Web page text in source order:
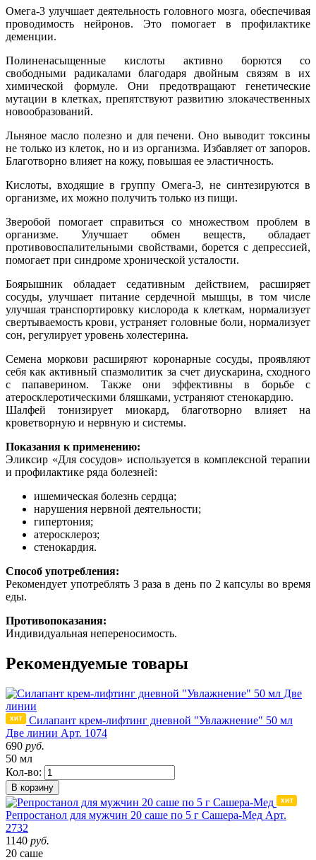
Омега-3 улучшает деятельность головного мозга, обеспечивая
проводимость нейронов. Это помогает в профилактике
деменции.
Полиненасыщенные кислоты активно борются со
свободными радикалами благодаря двойным связям в их
химической формуле. Они предотвращают генетические
мутации в клетках, препятствуют развитию злокачественных
новообразований.
Льняное масло полезно и для печени. Оно выводит токсины
не только из клеток, но и из организма. Избавляет от запоров.
Благотворно влияет на кожу, повышая ее эластичность.
Кислоты, входящие в группу Омега-3, не синтезируются в
организме, их можно получить только из пищи.
Зверобой помогает справиться со множеством проблем в
организме. Улучшает обмен веществ, обладает
противовоспалительными свойствами, борется с депрессией,
помогает при синдроме хронической усталости.
Боярышник обладает седативным действием, расширяет
сосуды, улучшает питание сердечной мышцы, в том числе
улучшая транспортировку кислорода к клеткам, нормализует
свертываемость крови, устраняет головные боли, нормализует
сон, регулирует уровень холестерина.
Семена моркови расширяют коронарные сосуды, проявляют
себя как активный спазмолитик за счет диускарина, сходного
с папаверином. Также они эффективны в борьбе с
атеросклеротическими бляшками, устраняют стенокардию.
Шалфей тонизирует миокард, благотворно влияет на
кроветворную и нервную и системы.
Показания к применению:
Эликсир «Для сосудов» используется в комплексной терапии
и профилактике ряда болезней:
ишемическая болезнь сердца;
нарушения нервной деятельности;
гипертония;
атеросклероз;
стенокардия.
Способ употребления:
Рекомендует употреблять 3 раза в день по 2 капсулы во время
еды.
Противопоказания:
Индивидуальная непереносимость.
Рекомендуемые товары
Силапант крем-лифтинг дневной "Увлажнение" 50 мл
Две линии Арт. 1074
690 руб.
50 мл
Кол-во:
В корзину
Репростанол для мужчин 20 саше по 5 г Сашера-Мед Арт.
2732
1140 руб.
20 саше